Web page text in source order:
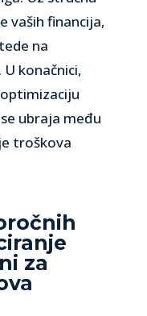
vaših financija,
na
konačnici,
ubraja među
troškova
za